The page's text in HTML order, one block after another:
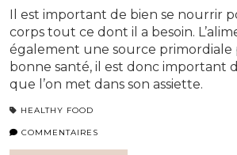
Il est important de bien se nourrir
corps tout ce dont il a besoin.
également une source primordiale
bonne santé, il est donc important
que l’on met dans son assiette.
HEALTHY FOOD
COMMENTAIRES